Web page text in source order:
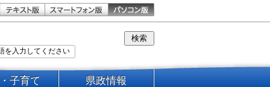
子育て 県政情報